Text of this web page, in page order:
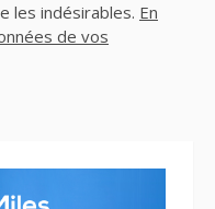
les indésirables. En
de vos